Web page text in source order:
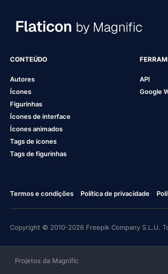
CONTEÚDO
Autores
Ícones
Figurinhas
Ícones de interface
Ícones animados
Tags de ícones
Tags de figurinhas
API
Google
Termos e condições Política de privacidade
Copyright © 2010-2026 Freepik Company S.L.U.
Projetos da Magnific